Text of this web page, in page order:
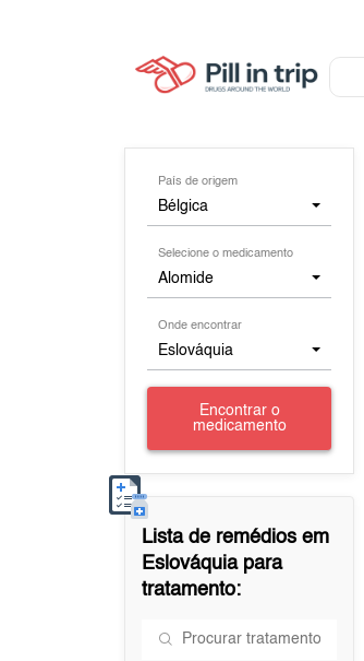
País de origem
Bélgica
Selecione o medicamento
Alomide
Onde encontrar
Eslováquia
Encontrar o
medicamento
Lista de remédios em
Eslováquiapara
tratamento: